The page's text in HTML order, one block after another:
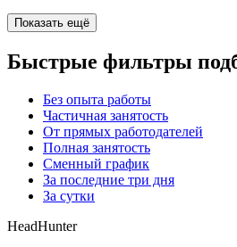
Показать ещё
Быстрые фильтры
Без опыта работы
Частичная занятость
От прямых работодателей
Полная занятость
Сменный график
За последние три дня
За сутки
HeadHunter